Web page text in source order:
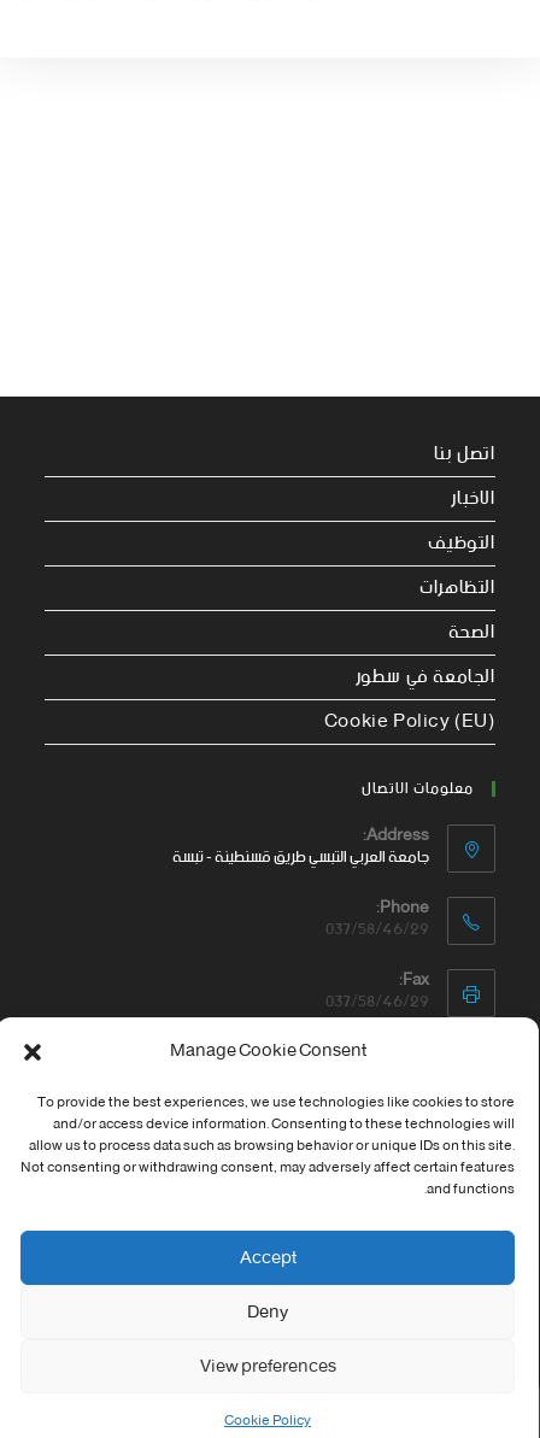
Manage Cookie Consent
To provide the best experiences, we use technologies like cookies to store
and/or access device information. Consenting to these technologies will
allow us to process data such as browsing behavior or unique IDs on this site.
Not consenting or withdrawing consent, may adversely affect certain features
and functions.
Accept
Deny
View preferences
Cookie Policy
اتصل بنا
الاخبار
التوظيف
التظاهرات
الصحة
الجامعة في سطور
Cookie Policy (EU)
معلومات الاتصال
Address:
جامعة العربي التبسي طريق قسنطينة - تبسة
Phone:
037/58/46/29
Fax:
037/58/46/29
Website:
الموقع الرسمي لجامعة العربي التبسي
تابعنا على موافع التواصل
حقوق النشر والتطوير © 2026 جامعة العربي التبسي